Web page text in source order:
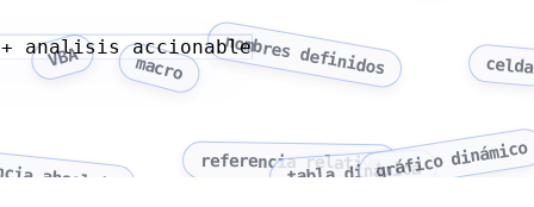
VBA macro nombres definidos celda
absoluta referencia relativa
tabla dinámicagráfico dinámico
analisis accionable